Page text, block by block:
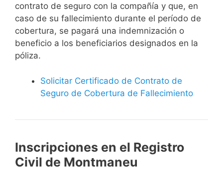
contrato de seguro con la compañía y que, en
caso de su fallecimiento durante el período de
cobertura, se pagará una indemnización o
beneficio a los beneficiarios designados en la
póliza.
Solicitar Certificado de Contrato de
Seguro de Cobertura de Fallecimiento
Inscripciones en el Registro
Civil de Montmaneu